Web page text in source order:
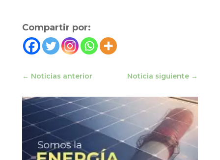
Compartir por:
← Noticias anterior Noticia siguiente →